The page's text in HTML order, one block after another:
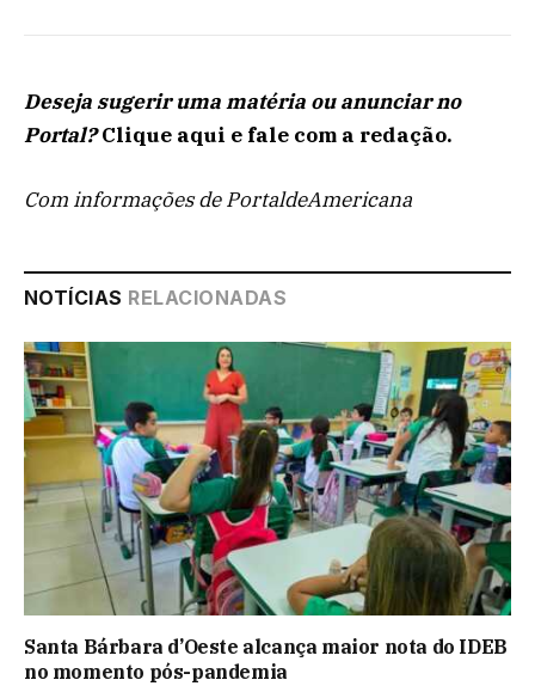
Deseja sugerir uma matéria ou anunciar no
Portal?Clique aqui e fale com a redação.
Com informações de PortaldeAmericana
NOTÍCIAS RELACIONADAS
Santa Bárbara d’Oeste alcança maior nota do IDEB
no momento pós-pandemia